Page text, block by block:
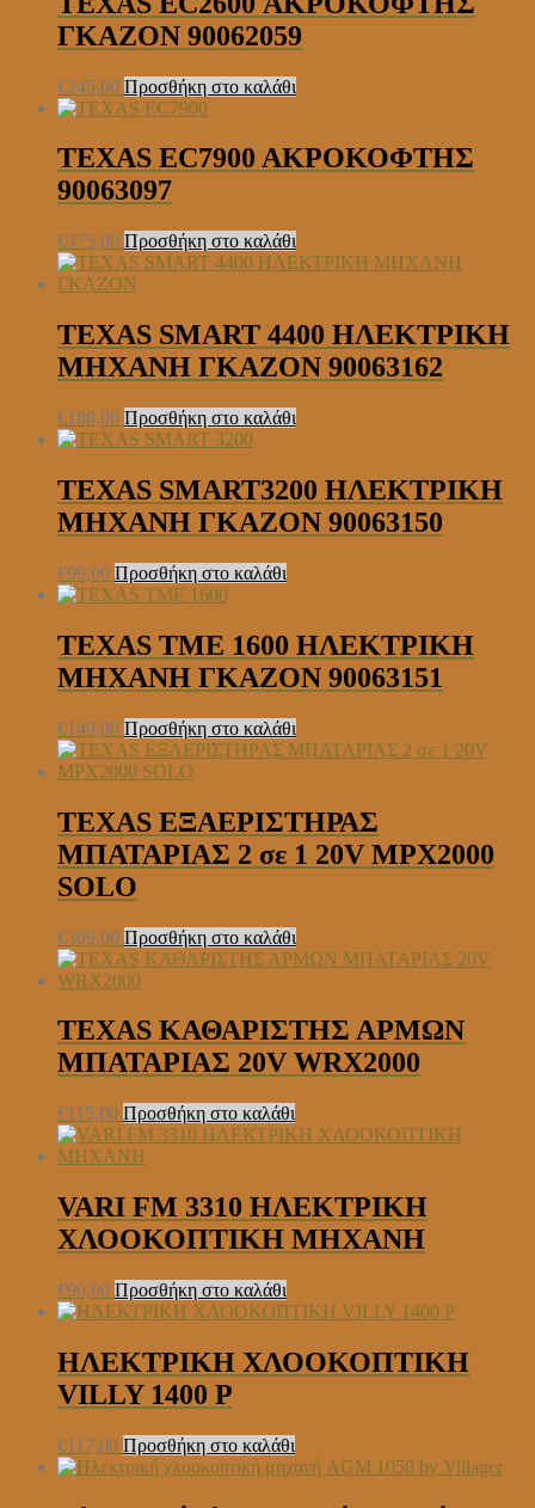
ΓΚΑΖΟΝ 90062059
€245,00 Προσθήκη στο καλάθι
TEXAS EC7900 AΚΡΟΚΟΦΤΗΣ
90063097
€375,00 Προσθήκη στο καλάθι
TEXAS SMART 4400 ΗΛΕΚΤΡΙΚΗ
ΜΗΧΑΝΗ ΓΚΑΖΟΝ 90063162
€188,00 Προσθήκη στο καλάθι
TEXAS SMART3200 ΗΛΕΚΤΡΙΚΗ
ΜΗΧΑΝΗ ΓΚΑΖΟΝ 90063150
€99,00 Προσθήκη στο καλάθι
TEXAS TME 1600 ΗΛΕΚΤΡΙΚΗ
ΜΗΧΑΝΗ ΓΚΑΖΟΝ 90063151
€149,00 Προσθήκη στο καλάθι
TEXAS ΕΞΑΕΡΙΣΤΗΡΑΣ
ΜΠΑΤΑΡΙΑΣ 2 σε 1 20V MPX2000
SOLO
€309,00 Προσθήκη στο καλάθι
TEXAS ΚΑΘΑΡΙΣΤΗΣ ΑΡΜΩΝ
ΜΠΑΤΑΡΙΑΣ 20V WRX2000
€115,00 Προσθήκη στο καλάθι
VARI FM 3310 ΗΛΕΚΤΡΙΚΗ
ΧΛΟΟΚΟΠΤΙΚΗ ΜΗΧΑΝΗ
€90,00 Προσθήκη στο καλάθι
ΗΛΕΚΤΡΙΚΗ ΧΛΟΟΚΟΠΤΙΚΗ
VILLY 1400 P
€117,00 Προσθήκη στο καλάθι